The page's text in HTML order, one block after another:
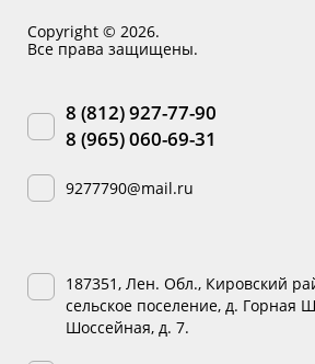
Copyright © 2026.
Все права защищены.
8 (812) 927-77-90
8 (965) 060-69-31
9277790@mail.ru
187351, Лен. Обл., Кировский
сельское поселение, д. Горная
Шоссейная, д. 7.